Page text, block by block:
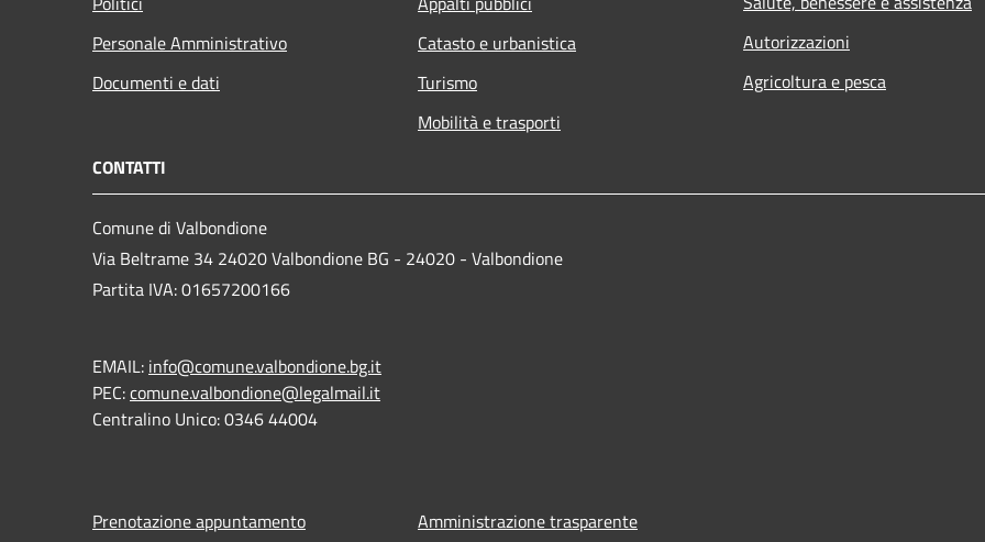
Personale Amministrativo
Documenti e dati
Catasto e urbanistica
Turismo
Mobilità e trasporti
Autorizzazioni
Agricoltura e pesca
CONTATTI
Comune di Valbondione
Via Beltrame 34 24020 Valbondione BG - 24020 - Valbondione
Partita IVA: 01657200166
EMAIL: info@comune.valbondione.bg.it
PEC:comune.valbondione@legalmail.it
Centralino Unico: 0346 44004
Prenotazione appuntamento Amministrazione trasparente